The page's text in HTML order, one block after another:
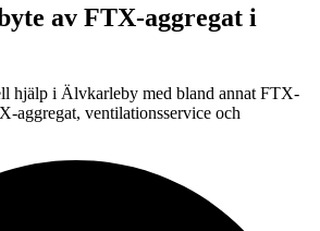
av FTX-aggregat i
hjälp i Älvkarleby med bland annat FTX-
aggregat, ventilationsservice och